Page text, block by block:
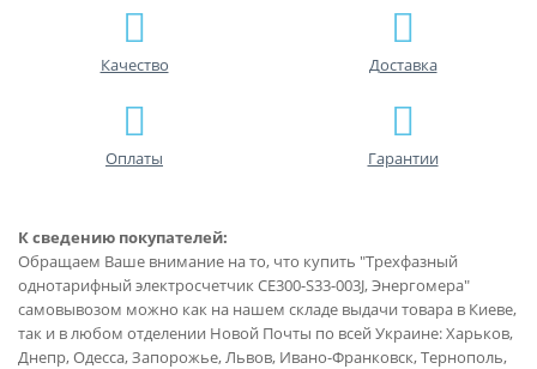
Качество Доставка
Оплаты Гарантии
К сведению покупателей:
Обращаем Ваше внимание на то, что купить "Трехфазный
однотарифный электросчетчик СЕ300-S33-003J, Энергомера"
самовывозом можно как на нашем складе выдачи товара в Киеве,
так и в любом отделении Новой Почты по всей Украине: Харьков,
Днепр, Одесса, Запорожье, Львов, Ивано-Франковск, Тернополь,